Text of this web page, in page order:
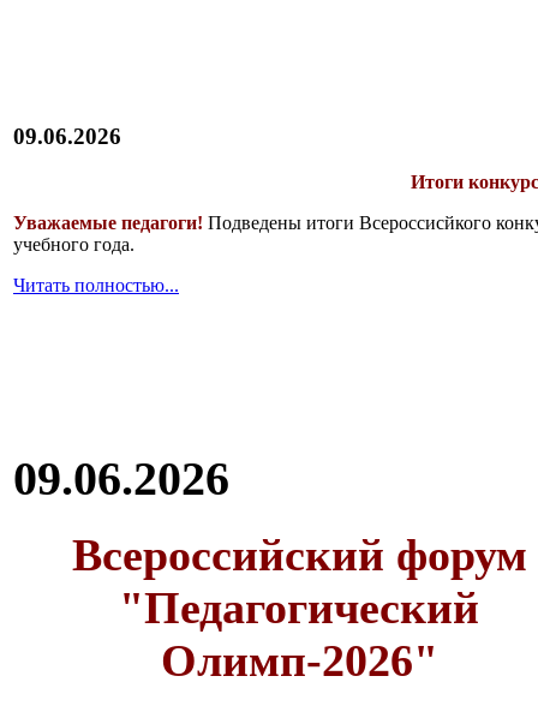
09.06.2026
Итоги
Уважаемые педагоги! Подведены итоги Всероссисйкого
учебного года.
Читать полностью...
09.06.2026
Всероссийский форум
"Педагогический
Олимп-2026"